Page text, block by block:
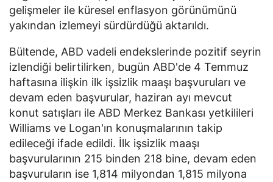
gelişmeler ile küresel enflasyon görünümünü
yakından izlemeyi sürdürdüğü aktarıldı.
Bültende, ABD vadeli endekslerinde pozitif seyrin
izlendiği belirtilirken, bugün ABD'de 4 Temmuz
haftasına ilişkin ilk işsizlik maaşı başvuruları ve
devam eden başvurular, haziran ayı mevcut
konut satışları ile ABD Merkez Bankası yetkilileri
Williams ve Logan'ın konuşmalarının takip
edileceği ifade edildi. İlk işsizlik maaşı
başvurularının 215 binden 218 bine, devam eden
başvuruların ise 1,814 milyondan 1,815 milyona